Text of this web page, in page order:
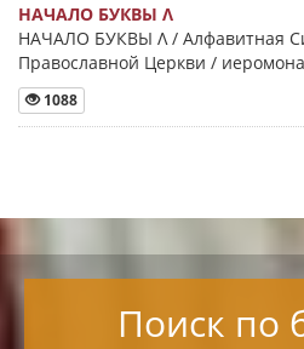
НАЧАЛО БУКВЫ Λ
НАЧАЛО БУКВЫ Λ / Алфавитная
Православной Церкви /
1088
Поиск по